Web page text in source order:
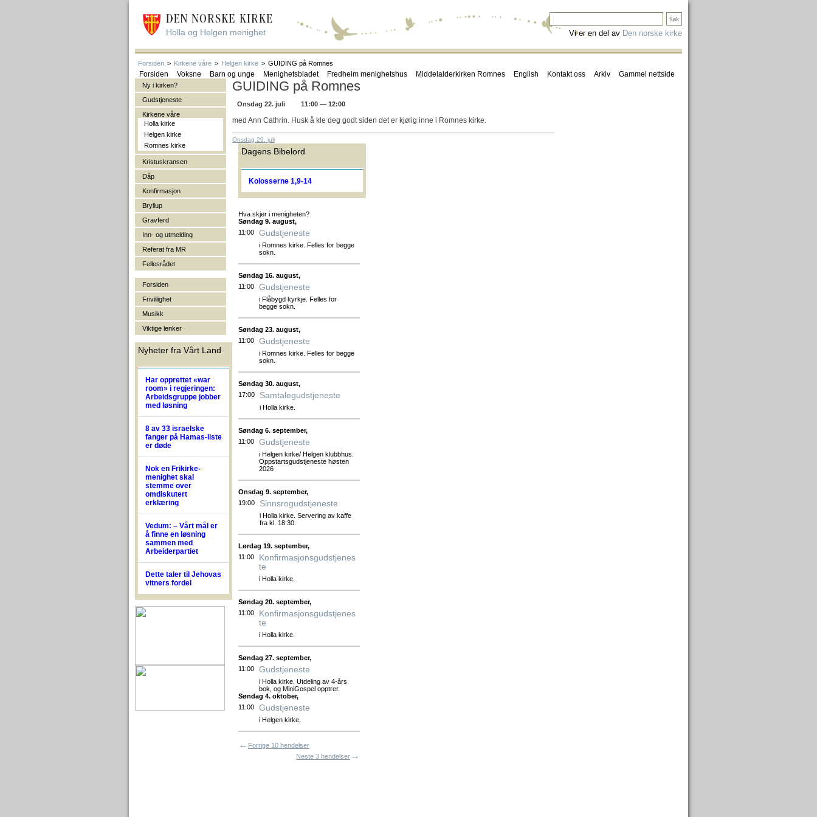
Holla og Helgen menighet Vi er en del av Den norske kirke
Forsiden > Kirkene våre > Helgen kirke > GUIDING på Romnes
Forsiden Voksne Barn og unge Menighetsbladet Fredheim menighetshus Middelalderkirken Romnes English Kontakt oss Arkiv Gammel nettside
Ny i kirken?
Gudstjeneste
Kirkene våre
Holla kirke
Helgen kirke
Romnes kirke
Kristuskransen
Dåp
Konfirmasjon
Bryllup
Gravferd
Inn- og utmelding
Referat fra MR
Fellesrådet
Forsiden
Frivillighet
Musikk
Viktige lenker
Nyheter fra Vårt Land
Har opprettet «war
room» i regjeringen:
Arbeidsgruppe jobber
med løsning
8 av 33 israelske
fanger på Hamas-liste
er døde
Nok en Frikirke-
menighet skal
stemme over
omdiskutert
erklæring
Vedum: – Vårt mål er
å finne en løsning
sammen med
Arbeiderpartiet
Dette taler til Jehovas
vitners fordel
GUIDING på Romnes
Onsdag 22. juli 11:00 — 12:00
med Ann Cathrin. Husk å kle deg godt siden det er kjølig inne i Romnes kirke.
Onsdag 29. juli
Dagens Bibelord
Kolosserne 1,9-14
Hva skjer i menigheten?
Søndag 9. august,
11:00
Gudstjeneste
i Romnes kirke. Felles for begge
sokn.
Søndag 16. august,
11:00
Gudstjeneste
i Flåbygd kyrkje. Felles for
begge sokn.
Søndag 23. august,
11:00
Gudstjeneste
i Romnes kirke. Felles for begge
sokn.
Søndag 30. august,
17:00
Samtalegudstjeneste
i Holla kirke.
Søndag 6. september,
11:00
Gudstjeneste
i Helgen kirke/ Helgen klubbhus.
Oppstartsgudstjeneste høsten
2026
Onsdag 9. september,
19:00
Sinnsrogudstjeneste
i Holla kirke. Servering av kaffe
fra kl. 18:30.
Lørdag 19. september,
11:00
Konfirmasjonsgudstjenes
te
i Holla kirke.
Søndag 20. september,
11:00
Konfirmasjonsgudstjenes
te
i Holla kirke.
Søndag 27. september,
11:00
Gudstjeneste
i Holla kirke. Utdeling av 4-års
bok, og MiniGospel opptrer.
Søndag 4. oktober,
11:00
Gudstjeneste
i Helgen kirke.
← Forrige 10 hendelser
Neste 3 hendelser →